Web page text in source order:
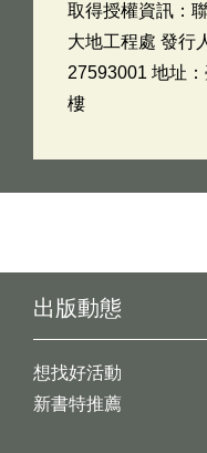
取得授權資訊：
大地工程處 發行
27593001 地址
樓
出版動態
想找好活動
新書特推薦